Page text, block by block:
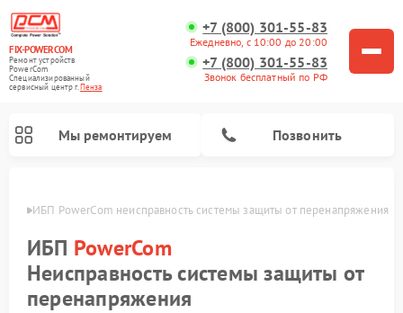
FIX-POWERCOM
Ремонт устройств
PowerCom
Специализированный
cервисный центр г.Пенза
+7 (800) 301-55-83
Ежедневно, с 10:00 до 20:00
+7 (800) 301-55-83
Звонок бесплатный по РФ
Мы ремонтируем Позвонить
ИБП PowerCom неисправность системы защиты от перенапряжения
ИБП PowerCom
Неисправность системы защиты от
перенапряжения